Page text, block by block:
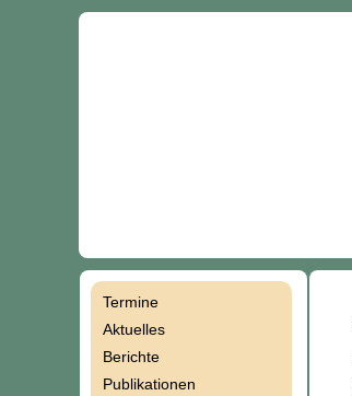
Termine
Aktuelles
Berichte
Publikationen